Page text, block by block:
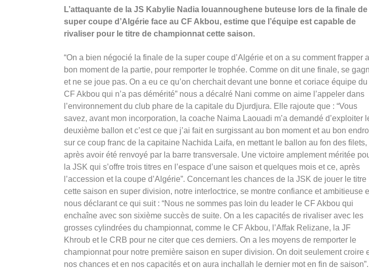
L’attaquante de la JS Kabylie Nadia Iouannoughene buteuse lors de la finale de
super coupe d’Algérie face au CF Akbou, estime que l’équipe est capable de
rivaliser pour le titre de championnat cette saison.
“On a bien négocié la finale de la super coupe d’Algérie et on a su comment frapper
bon moment de la partie, pour remporter le trophée. Comme on dit une finale, se
et ne se joue pas. On a eu ce qu’on cherchait devant une bonne et coriace équipe du
CF Akbou qui n’a pas démérité” nous a décalré Nani comme on aime l’appeler dans
l’environnement du club phare de la capitale du Djurdjura. Elle rajoute que : “Vous
savez, avant mon incorporation, la coache Naima Laouadi m’a demandé d’exploiter
deuxième ballon et c’est ce que j’ai fait en surgissant au bon moment et au bon
sur ce coup franc de la capitaine Nachida Laifa, en mettant le ballon au fon des filets,
après avoir été renvoyé par la barre transversale. Une victoire amplement méritée
la JSK qui s’offre trois titres en l’espace d’une saison et quelques mois et ce, après
l’accession et la coupe d’Algérie”. Concernant les chances de la JSK de jouer le titre
cette saison en super division, notre interloctrice, se montre confiance et ambitieuse
nous déclarant ce qui suit : “Nous ne sommes pas loin du leader le CF Akbou qui
enchaîne avec son sixième succès de suite. On a les capacités de rivaliser avec les
grosses cylindrées du championnat, comme le CF Akbou, l’Affak Relizane, la JF
Khroub et le CRB pour ne citer que ces derniers. On a les moyens de remporter le
championnat pour notre première saison en super division. On doit seulement croire
nos chances et en nos capacités et on aura inchallah le dernier mot en fin de saison”.